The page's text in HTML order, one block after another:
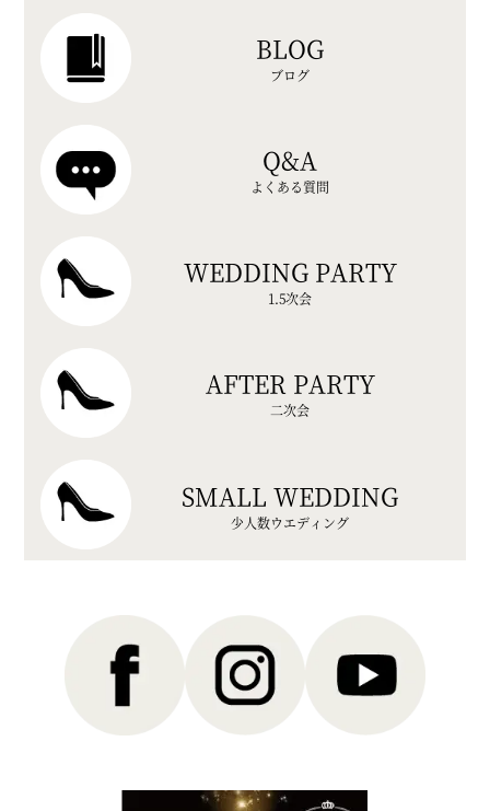
BLOG
ブログ
Q&A
よくある質問
WEDDING PARTY
1.5次会
AFTER PARTY
二次会
SMALL WEDDING
少人数ウエディング